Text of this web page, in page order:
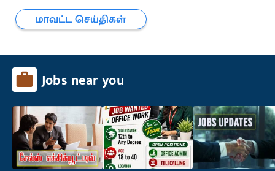
மாவட்ட செய்திகள்
Jobs near you